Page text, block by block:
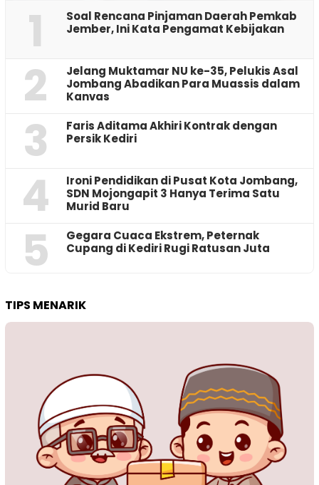
1
‎Soal Rencana Pinjaman Daerah Pemkab
Jember, Ini Kata Pengamat Kebijakan ‎
2
Jelang Muktamar NU ke-35, Pelukis Asal
Jombang Abadikan Para Muassis dalam
Kanvas
3
Faris Aditama Akhiri Kontrak dengan
Persik Kediri
4
Ironi Pendidikan di Pusat Kota Jombang,
SDN Mojongapit 3 Hanya Terima Satu
Murid Baru
5
‎Gegara Cuaca Ekstrem, Peternak
Cupang di Kediri Rugi Ratusan Juta
TIPS MENARIK